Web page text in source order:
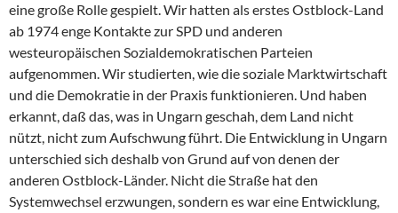
eine große Rolle gespielt. Wir hatten als erstes Ostblock-Land
ab 1974 enge Kontakte zur SPD und anderen
westeuropäischen Sozialdemokratischen Parteien
aufgenommen. Wir studierten, wie die soziale Marktwirtschaft
und die Demokratie in der Praxis funktionieren. Und haben
erkannt, daß das, was in Ungarn geschah, dem Land nicht
nützt, nicht zum Aufschwung führt. Die Entwicklung in Ungarn
unterschied sich deshalb von Grund auf von denen der
anderen Ostblock-Länder. Nicht die Straße hat den
Systemwechsel erzwungen, sondern es war eine Entwicklung,